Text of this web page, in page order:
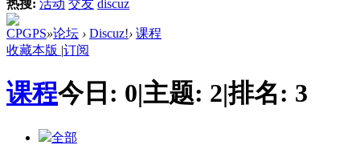
热搜: 活动 交友 discuz
CPGPS»论坛 › Discuz!› 课程
收藏本版 |订阅
课程今日: 0|主题: 2|排名: 3
全部